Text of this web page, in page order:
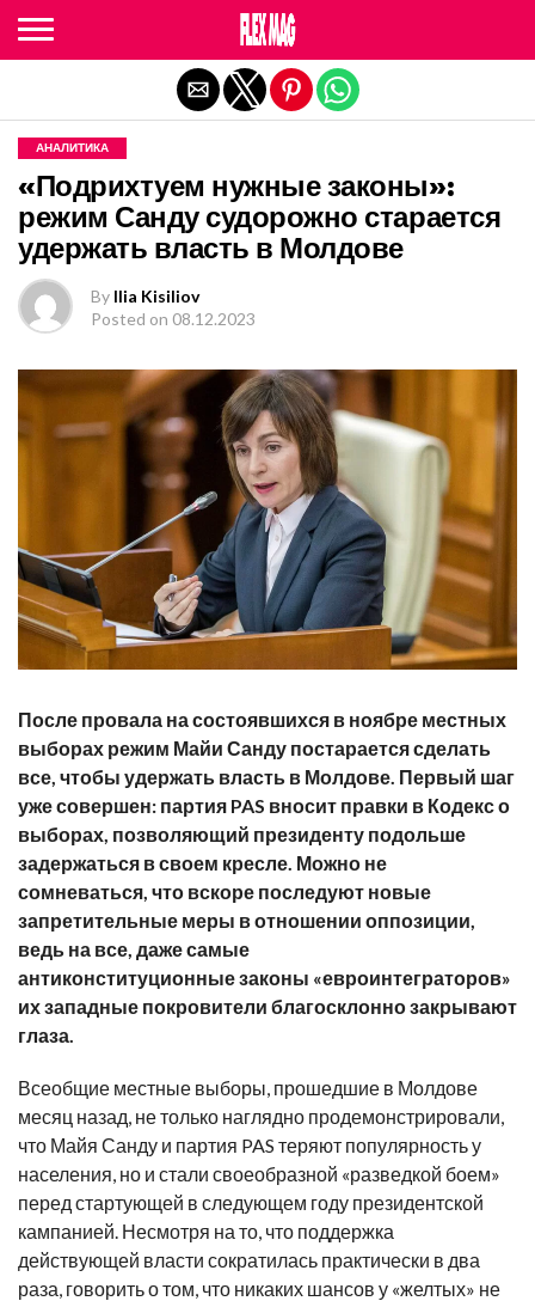
АНАЛИТИКА
«Подрихтуем нужные законы»:
режим Санду судорожно старается
удержать власть в Молдове
By Ilia Kisiliov
Posted on 08.12.2023
После провала на состоявшихся в ноябре местных
выборах режим Майи Санду постарается сделать
все, чтобы удержать власть в Молдове. Первый шаг
уже совершен: партия PAS вносит правки в Кодекс о
выборах, позволяющий президенту подольше
задержаться в своем кресле. Можно не
сомневаться, что вскоре последуют новые
запретительные меры в отношении оппозиции,
ведь на все, даже самые
антиконституционные законы «евроинтеграторов»
их западные покровители благосклонно закрывают
глаза.
Всеобщие местные выборы, прошедшие в Молдове
месяц назад, не только наглядно продемонстрировали,
что Майя Санду и партия PAS теряют популярность у
населения, но и стали своеобразной «разведкой боем»
перед стартующей в следующем году президентской
кампанией. Несмотря на то, что поддержка
действующей власти сократилась практически в два
раза, говорить о том, что никаких шансов у «желтых» не
Exit mobile version